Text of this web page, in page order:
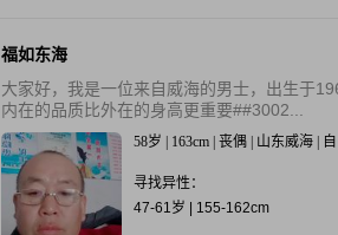
福如东海
大家好，我是一位来自威海的男士，出生于
内在的品质比外在的身高更重要##3002...
58岁 | 163cm | 丧偶 | 山东威海 |
寻找异性：
47-61岁 | 155-162cm